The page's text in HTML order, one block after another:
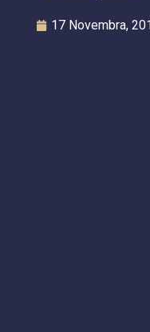
17 Novembra,